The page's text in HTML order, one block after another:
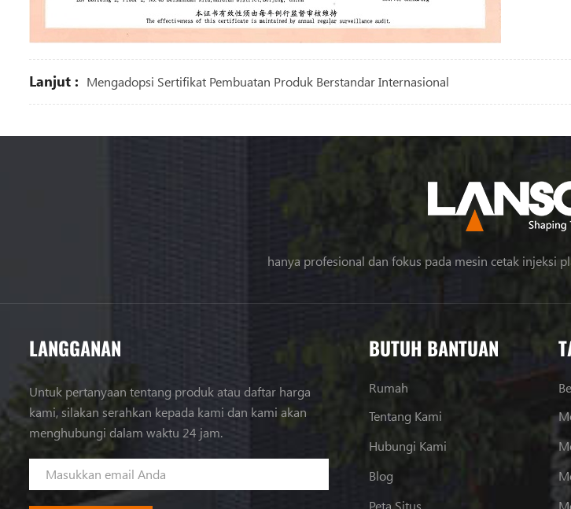
Lanjut : Mengadopsi Sertifikat Pembuatan Produk Berstandar Internasional
hanya profesional dan fokus pada mesin cetak injeksi
LANGGANAN
Untuk pertanyaan tentang produk atau daftar harga
kami, silakan serahkan kepada kami dan kami akan
menghubungi dalam waktu 24 jam.
BUTUH BANTUAN
Rumah
Tentang Kami
Hubungi Kami
Blog
Peta Situs